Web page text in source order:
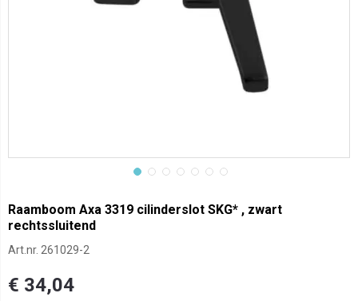
Raamboom Axa 3319 cilinderslot SKG* , zwart
rechtssluitend
Art.nr. 261029-2
€ 34,04